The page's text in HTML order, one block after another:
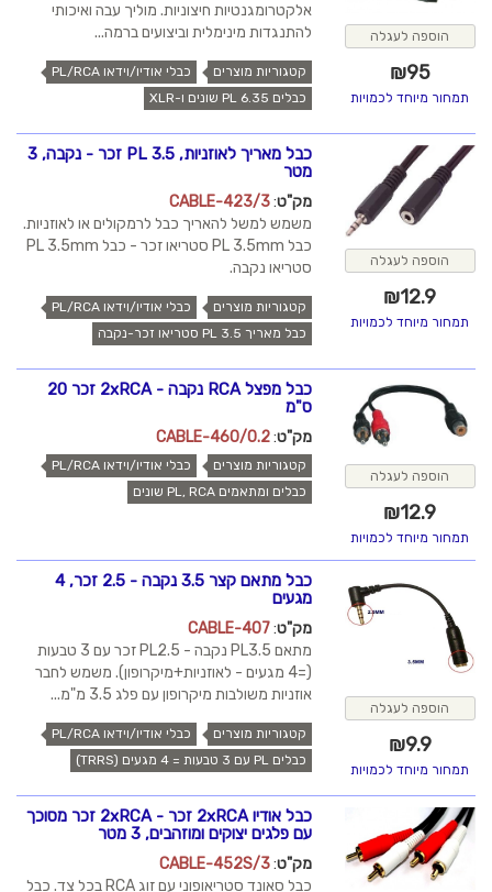
הוספה לעגלה
₪95
תמחור מיוחד לכמויות
אלקטרומגנטיות חיצוניות. מוליך עבה ואיכותי
להתנגדות מינימלית וביצועים ברמה...
קטגוריות מוצרים
כבלי אודיו/וידאו PL/RCA
כבלים PL 6.35 שונים ו-XLR
הוספה לעגלה
₪12.9
תמחור מיוחד לכמויות
כבל מאריך לאוזניות, PL 3.5 זכר - נקבה, 3
מטר
מק"ט:
CABLE-423/3
משמש למשל להאריך כבל לרמקולים או לאוזניות.
כבל PL 3.5mm סטריאו זכר - כבל PL 3.5mm
סטריאו נקבה.
קטגוריות מוצרים
כבלי אודיו/וידאו PL/RCA
כבל מאריך PL 3.5 סטריאו זכר-נקבה
הוספה לעגלה
₪12.9
תמחור מיוחד לכמויות
כבל מפצל RCA נקבה - 2xRCA זכר 20
ס"מ
מק"ט:
CABLE-460/0.2
קטגוריות מוצרים
כבלי אודיו/וידאו PL/RCA
כבלים ומתאמים PL, RCA שונים
הוספה לעגלה
₪9.9
תמחור מיוחד לכמויות
כבל מתאם קצר 3.5 נקבה - 2.5 זכר, 4
מגעים
מק"ט:
CABLE-407
מתאם PL3.5 נקבה - PL2.5 זכר עם 3 טבעות
(=4 מגעים - לאוזניות+מיקרופון). משמש לחבר
אוזניות משולבות מיקרופון עם פלג 3.5 מ"מ...
קטגוריות מוצרים
כבלי אודיו/וידאו PL/RCA
כבלים PL עם 3 טבעות = 4 מגעים (TRRS)
כבל אודיו 2xRCA זכר - 2xRCA זכר מסוכך
עם פלגים יצוקים ומוזהבים, 3 מטר
מק"ט:
CABLE-452S/3
כבל סאונד סטריאופוני עם זוג RCA בכל צד. כבל